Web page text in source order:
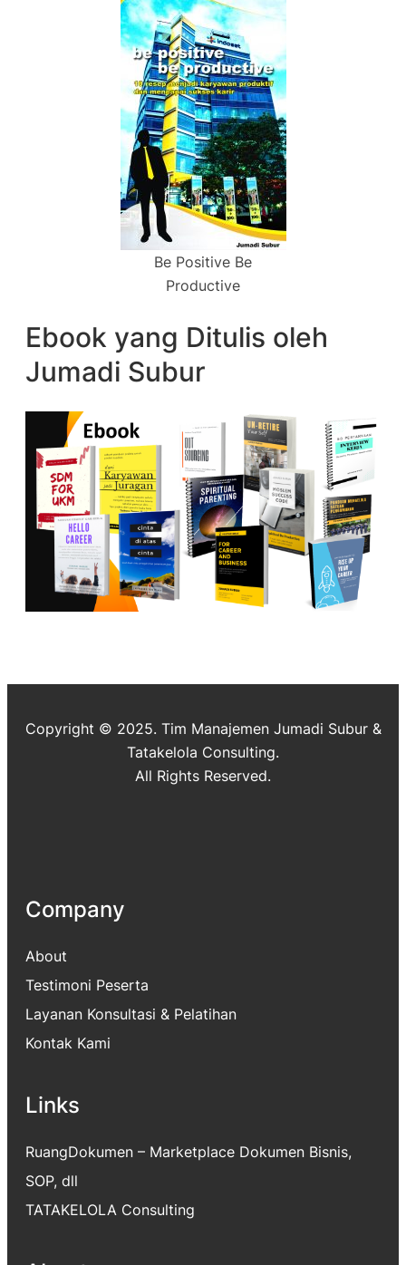
Be Positive Be
Productive
Ebook yang Ditulis oleh
Jumadi Subur
Copyright © 2025. Tim Manajemen Jumadi Subur &
Tatakelola Consulting.
All Rights Reserved.
Company
About
Testimoni Peserta
Layanan Konsultasi & Pelatihan
Kontak Kami
Links
RuangDokumen – Marketplace Dokumen Bisnis,
SOP, dll
TATAKELOLA Consulting